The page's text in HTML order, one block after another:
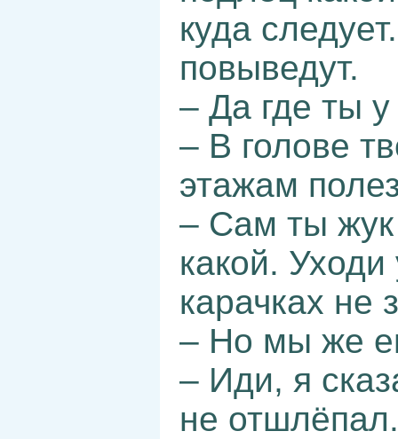
куда
повыведут.
– Да где ты
– В голове
этажам
– Сам ты
какой.
карачках не
– Но мы же
– Иди, я
не отшлёпал.